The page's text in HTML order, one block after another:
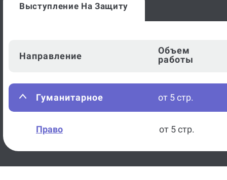
Выступление На Защиту
Направление
Объем
работы
Гуманитарное от 5 стр.
Право от 5 стр.